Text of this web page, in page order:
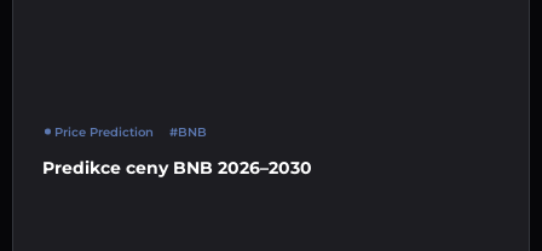
Price Prediction #BNB
Predikce ceny BNB 2026–2030